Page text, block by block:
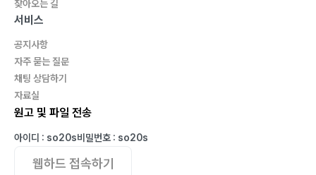
찾아오는 길
서비스
공지사항
자주 묻는 질문
채팅 상담하기
자료실
원고 및 파일 전송
아이디 : so20s비밀번호 : so20s
웹하드 접속하기